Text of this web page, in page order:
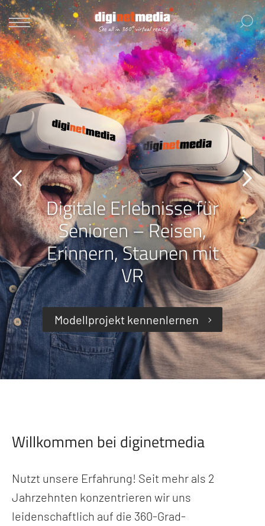
Digitale Erlebnisse für
Senioren – Reisen,
Erinnern, Staunen mit
VR
Modellprojekt kennenlernen
Willkommen bei diginetmedia
Nutzt unsere Erfahrung! Seit mehr als 2
Jahrzehnten konzentrieren wir uns
leidenschaftlich auf die 360-Grad-